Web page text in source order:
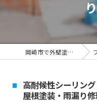
岡崎市で外壁塗装なら株式会社エイサン ブ
高耐候性シーリン
屋根塗装・雨漏り修